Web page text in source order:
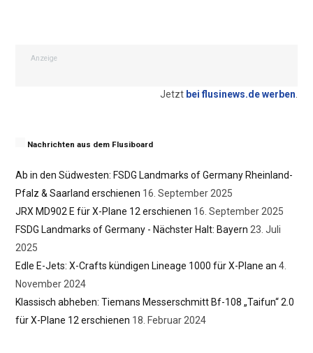
Anzeige
Jetzt bei flusinews.de werben.
Nachrichten aus dem Flusiboard
Ab in den Südwesten: FSDG Landmarks of Germany Rheinland-
Pfalz & Saarland erschienen 16. September 2025
JRX MD902 E für X-Plane 12 erschienen 16. September 2025
FSDG Landmarks of Germany - Nächster Halt: Bayern 23. Juli
2025
Edle E-Jets: X-Crafts kündigen Lineage 1000 für X-Plane an 4.
November 2024
Klassisch abheben: Tiemans Messerschmitt Bf-108 „Taifun“ 2.0
für X-Plane 12 erschienen 18. Februar 2024